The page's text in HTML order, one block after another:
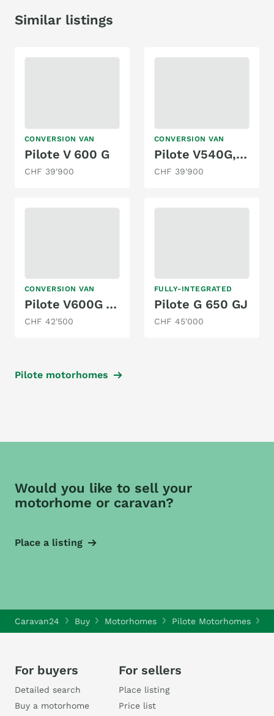
Similar listings
CONVERSION VAN
Pilote V 600 G
CHF 39'900
CONVERSION VAN
Pilote V540G, Fiat Ducato 2.3MJ 130PS
CHF 39'900
CONVERSION VAN
Pilote V600G Automatik
CHF 42'500
FULLY-INTEGRATED
Pilote G 650 GJ
CHF 45'000
Pilote motorhomes
Would you like to sell your
motorhome or caravan?
Place a listing
Caravan24 Buy Motorhomes Pilote Motorhomes
For buyers
Detailed search
Buy a motorhome
For sellers
Place listing
Price list